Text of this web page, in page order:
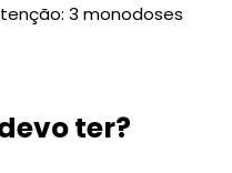
3 monodoses
ter?